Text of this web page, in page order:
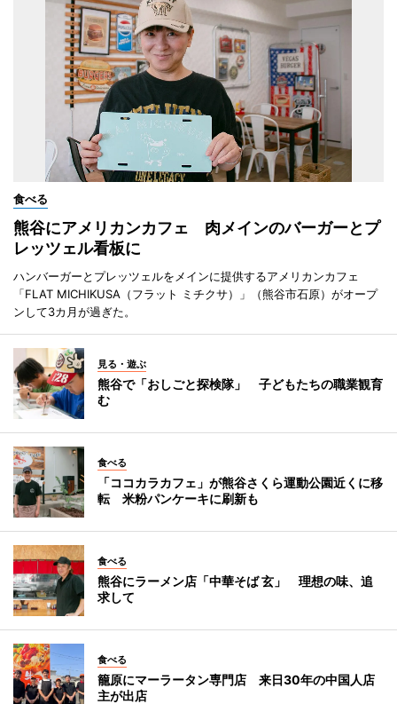
食べる
熊谷にアメリカンカフェ 肉メインのバーガーとプ
レッツェル看板に
ハンバーガーとプレッツェルをメインに提供するアメリカンカフェ
「FLAT MICHIKUSA（フラット ミチクサ）」（熊谷市石原）がオープ
ンして3カ月が過ぎた。
見る・遊ぶ
熊谷で「おしごと探検隊」 子どもたちの職業観育
む
食べる
「ココカラカフェ」が熊谷さくら運動公園近くに移
転 米粉パンケーキに刷新も
食べる
熊谷にラーメン店「中華そば 玄」 理想の味、追
求して
食べる
籠原にマーラータン専門店 来日30年の中国人店
主が出店